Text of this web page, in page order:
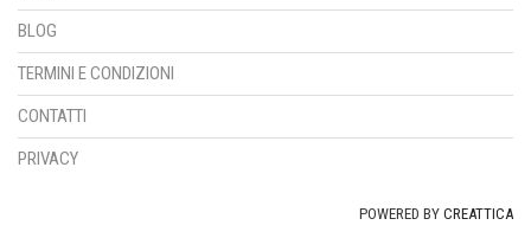
BLOG
TERMINI E CONDIZIONI
CONTATTI
PRIVACY
POWERED BY CREATTICA